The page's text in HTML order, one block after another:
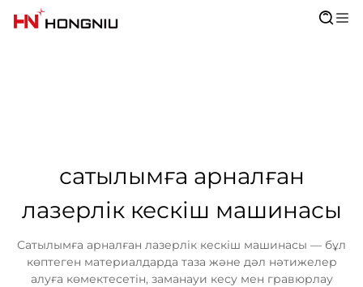
сатылымға арналған
лазерлік кескіш машинасы
Сатылымға арналған лазерлік кескіш машинасы — бұл
көптеген материалдарда таза және дәл нәтижелер
алуға көмектесетін, заманауи кесу мен гравюрлау